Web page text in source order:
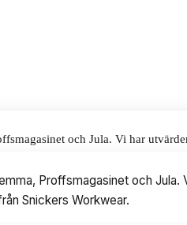
och Jula. Vi har
Proffsmagasinet och
Snickers Workwear.